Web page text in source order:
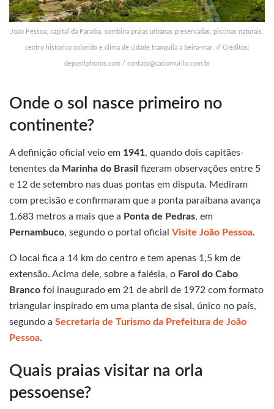
João Pessoa, capital da Paraíba, combina praias urbanas preservadas, piscinas naturais,
centro histórico colorido e clima de cidade tranquila à beira-mar. // Créditos:
depositphotos.com / contato@caciomurilo.com.br
Onde o sol nasce primeiro no
continente?
A definição oficial veio em 1941, quando dois capitães-
tenentes da Marinha do Brasil fizeram observações entre 5
e 12 de setembro nas duas pontas em disputa. Mediram
com precisão e confirmaram que a ponta paraibana avança
1.683 metros a mais que a Ponta de Pedras, em
Pernambuco, segundo o portal oficial Visite João Pessoa.
O local fica a 14 km do centro e tem apenas 1,5 km de
extensão. Acima dele, sobre a falésia, o Farol do Cabo
Branco foi inaugurado em 21 de abril de 1972 com formato
triangular inspirado em uma planta de sisal, único no país,
segundo a Secretaria de Turismo da Prefeitura de João
Pessoa.
Quais praias visitar na orla
pessoense?